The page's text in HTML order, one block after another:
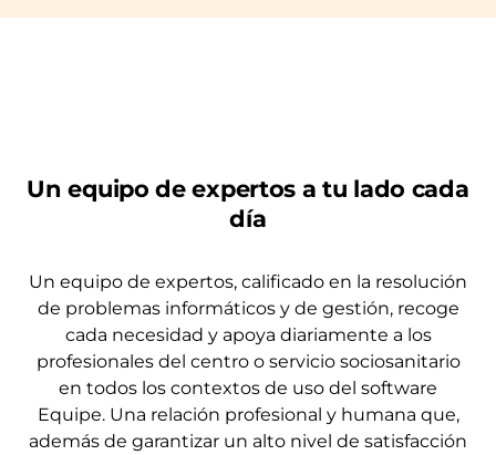
Un equipo de expertos a tu lado cada
día
Un equipo de expertos, calificado en la resolución
de problemas informáticos y de gestión, recoge
cada necesidad y apoya diariamente a los
profesionales del centro o servicio sociosanitario
en todos los contextos de uso del software
Equipe. Una relación profesional y humana que,
además de garantizar un alto nivel de satisfacción